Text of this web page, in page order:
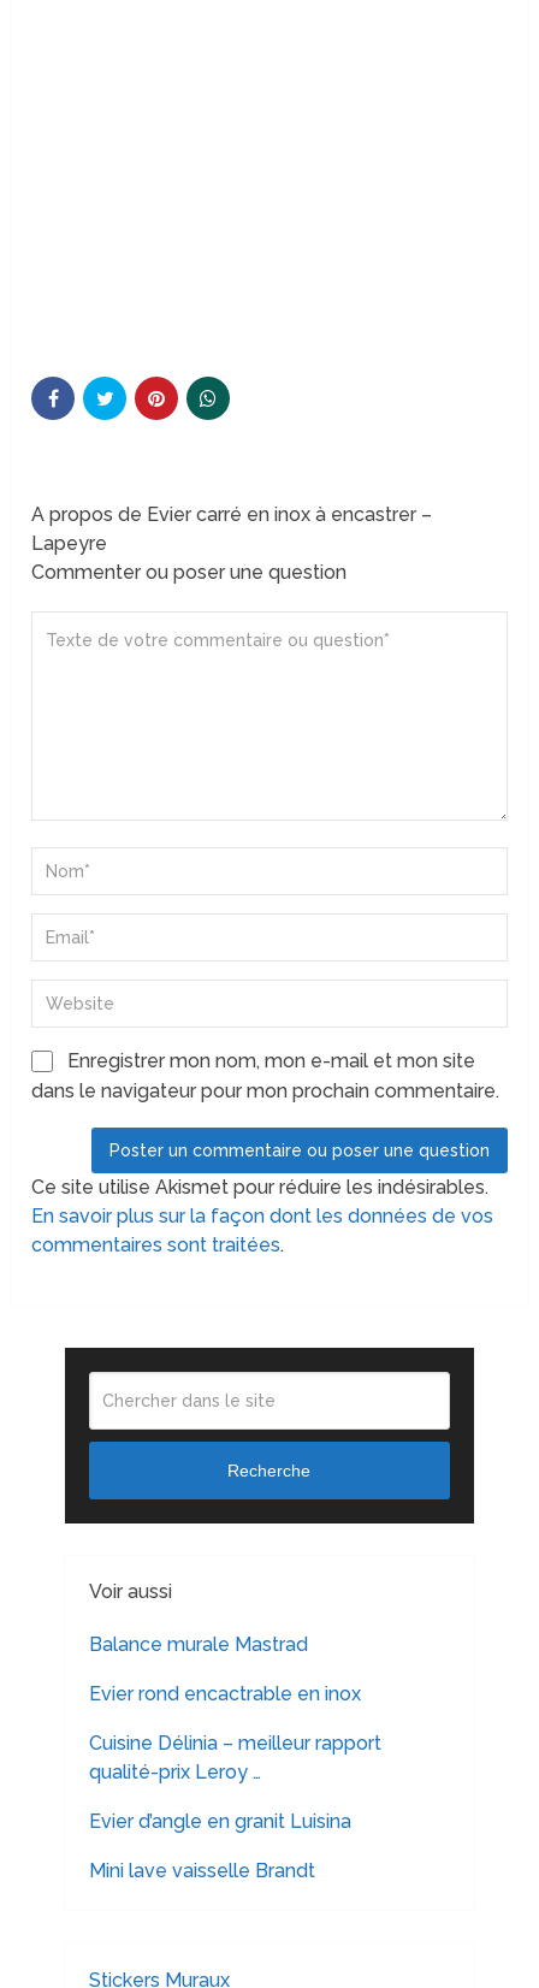
A propos de Evier carré en inox à encastrer –
Lapeyre
Commenter ou poser une question
Enregistrer mon nom, mon e-mail et mon site
dans le navigateur pour mon prochain commentaire.
Ce site utilise Akismet pour réduire les indésirables.
En savoir plus sur la façon dont les données de vos
commentaires sont traitées.
Recherche
Voir aussi
Balance murale Mastrad
Evier rond encactrable en inox
Cuisine Délinia – meilleur rapport
qualité-prix Leroy …
Evier d’angle en granit Luisina
Mini lave vaisselle Brandt
Stickers Muraux